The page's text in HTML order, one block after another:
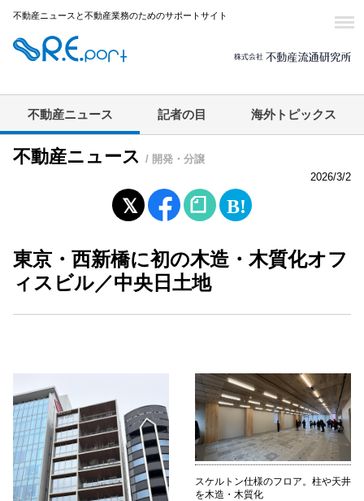
不動産ニュースと不動産業務のためのサポートサイト
不動産ニュース 記者の目 海外トピックス
不動産ニュース / 開発・分譲
2026/3/2
東京・西新橋に初の木造・木質化オフ
ィスビル／中央日土地
スケルトン仕様のフロア。柱や天井
を木造・木質化